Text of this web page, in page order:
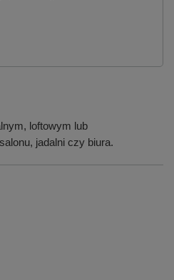
loftowym lub
jadalni czy biura.